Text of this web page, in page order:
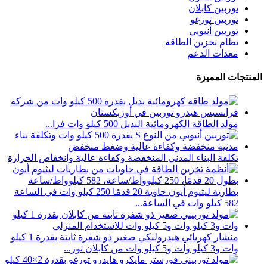
توربين كابلان
توربين تورغو
توربين أنبوبي
نظام تخزين الطاقة
معدات الدعم
المنتجات المميزة
مولد الطاقة الكهرومائية البديل 500 كيلو وات فرا...
تكلفة البناء المدني المنخفضة وكفاءة عالية وانخفاض الحرارة
بطارية ليثيوم أيون حاوية 20 قدمًا 250 كيلو وات في الساعة
582 كيلو وات في الساعة...
منشار كهربائي هيدروليكي صغير ذو شفرة ثابتة بقدرة 1 كيلو
وات و3 كيلو وات و5 كيلو وات من كابلان تور...